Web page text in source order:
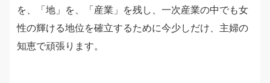
を、「地」を、「産業」を残し、一次産業の中でも女
性の輝ける地位を確立するために今少しだけ、主婦の
知恵で頑張ります。